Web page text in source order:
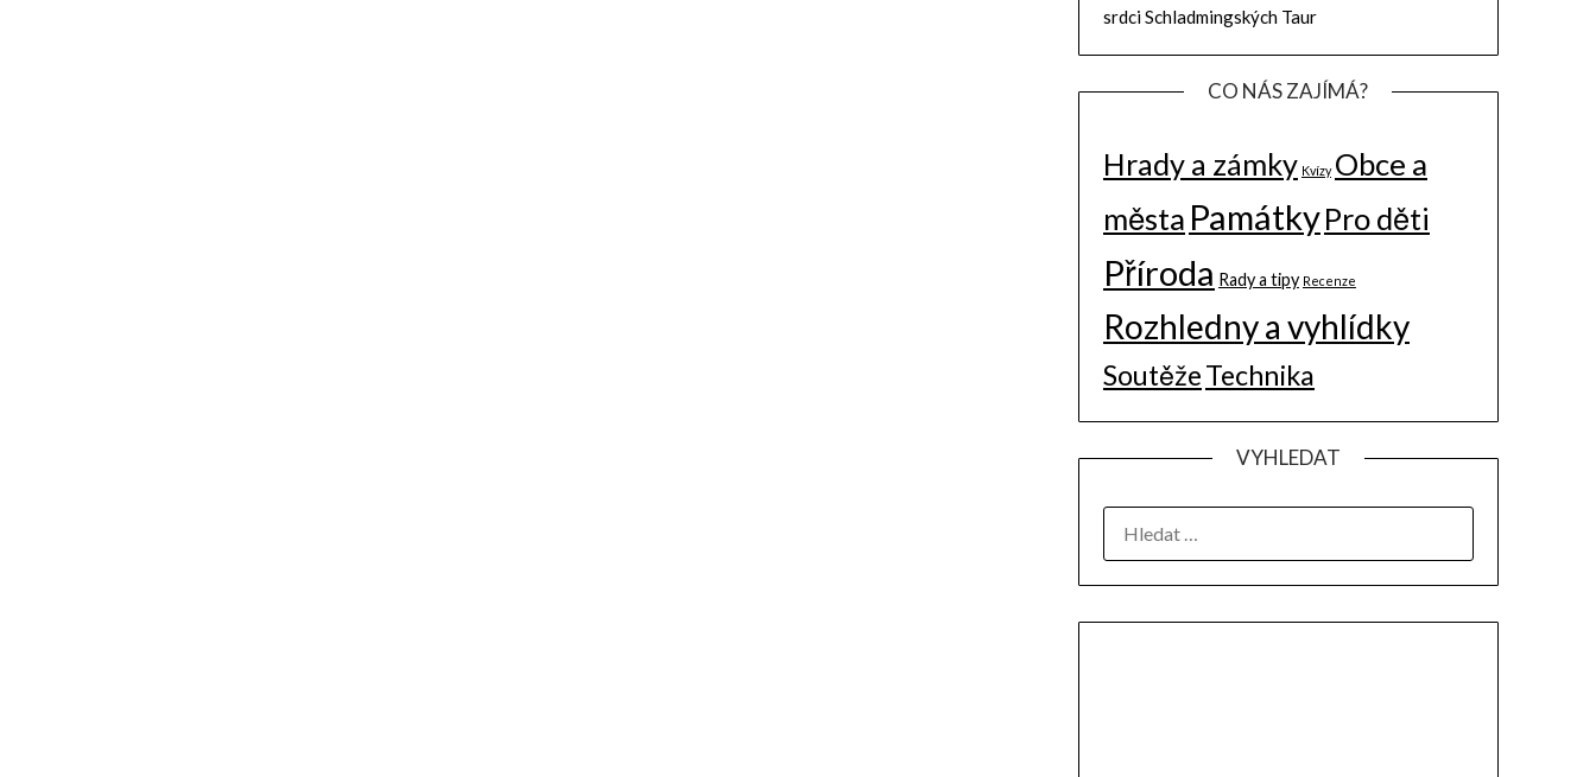
srdci Schladmingských Taur
CO NÁS ZAJÍMÁ?
Hrady a zámky Kvízy Obce a
města PamátkyPro děti
Příroda Rady a tipy Recenze
Rozhledny a vyhlídky
SoutěžeTechnika
VYHLEDAT